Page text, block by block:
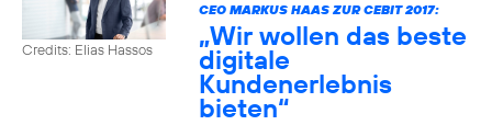
Credits: Elias Hassos
CEO MARKUS HAAS ZUR CEBIT 2017:
„Wir wollen das beste
digitale
Kundenerlebnis
bieten“